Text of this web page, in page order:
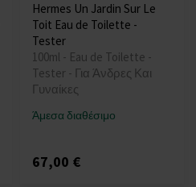
Hermes Un Jardin Sur Le
Toit Eau de Toilette -
Tester
100ml - Eau de Toilette -
Tester - Για Άνδρες Και
Γυναίκες
Άμεσα διαθέσιμο
67,00 €